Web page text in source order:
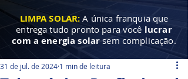
LIMPA SOLAR:A única franquia que
entrega tudo pronto para você lucrar
com a energia solar sem complicação.
31 de jul. de 2024 1 min de leitura